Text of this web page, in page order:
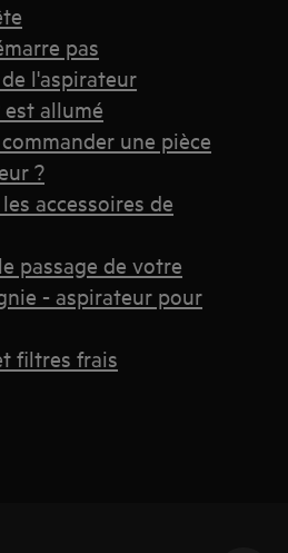
pas
l'aspirateur
allumé
une pièce
?
accessoires de
passage de votre
- aspirateur pour
filtres frais